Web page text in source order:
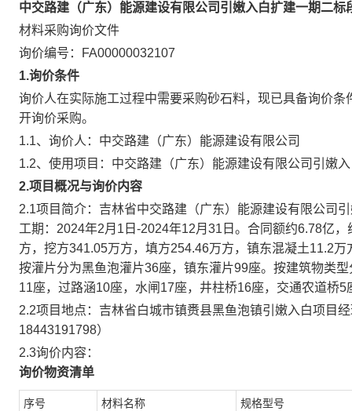
中交路建（广东）能源建设有限公司引嫩入白扩建一期二标
材料采购询价文件
询价编号：
FA00000032107
1.询价条件
询价人在实际施工过程中需要采购砂石料，现已具备询价
开询价采购。
1.1、询价人：中交路建（广东）能源建设有限公司
1.2、使用项目：中交路建（广东）能源建设有限公司引嫩
2.项目概况与询价内容
2.1项目简介： 吉林省中交路建（广东）能源建设有限公司
工期： 2024年2月1日-2024年12月31日。合同额约6.78亿
方，挖方341.05万方，填方254.46万方，镇东混凝土11.2
按灌片分为黑鱼泡灌片36座，镇东灌片99座。按建筑物类
11座，过路涵10座，水闸 17座，井柱桥16座，交通农道桥
2.2项目地点： 吉林省白城市镇赉县黑鱼泡镇引嫩入白项目
18443191798）
2.3询价内容：
询价物资清单
序号 材料名称 规格型号